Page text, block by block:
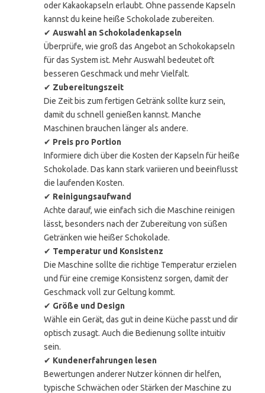
oder Kakaokapseln erlaubt. Ohne passende Kapseln
kannst du keine heiße Schokolade zubereiten.
✔ Auswahl an Schokoladenkapseln
Überprüfe, wie groß das Angebot an Schokokapseln
für das System ist. Mehr Auswahl bedeutet oft
besseren Geschmack und mehr Vielfalt.
✔ Zubereitungszeit
Die Zeit bis zum fertigen Getränk sollte kurz sein,
damit du schnell genießen kannst. Manche
Maschinen brauchen länger als andere.
✔ Preis pro Portion
Informiere dich über die Kosten der Kapseln für heiße
Schokolade. Das kann stark variieren und beeinflusst
die laufenden Kosten.
✔ Reinigungsaufwand
Achte darauf, wie einfach sich die Maschine reinigen
lässt, besonders nach der Zubereitung von süßen
Getränken wie heißer Schokolade.
✔ Temperatur und Konsistenz
Die Maschine sollte die richtige Temperatur erzielen
und für eine cremige Konsistenz sorgen, damit der
Geschmack voll zur Geltung kommt.
✔ Größe und Design
Wähle ein Gerät, das gut in deine Küche passt und dir
optisch zusagt. Auch die Bedienung sollte intuitiv
sein.
✔ Kundenerfahrungen lesen
Bewertungen anderer Nutzer können dir helfen,
typische Schwächen oder Stärken der Maschine zu